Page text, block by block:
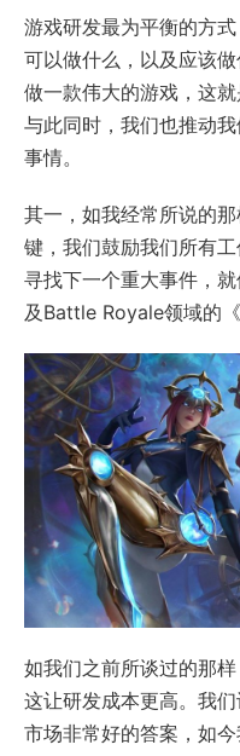
游戏研发最为平衡的方式
可以做什么，以及应该
做一款伟大的游戏，这就
与此同时，我们也推动
事情。
其一，如我经常所说的
键，我们鼓励我们所有
寻找下一个重大事件，
及Battle Royale领域的
如我们之前所谈过的那
这让研发成本更高。我
市场非常好的答案，如